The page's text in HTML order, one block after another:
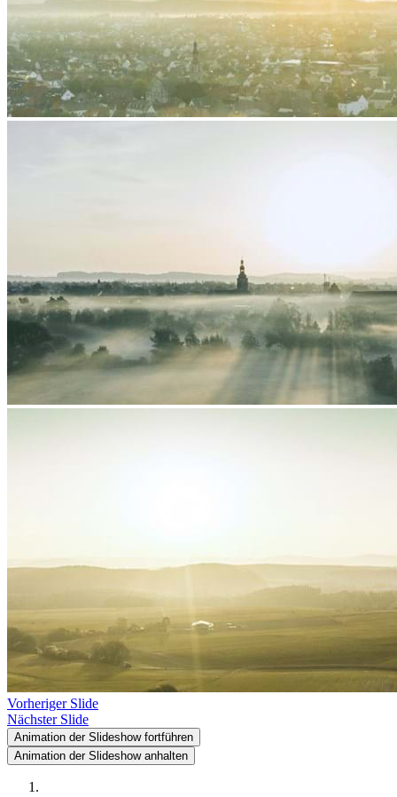
Vorheriger Slide
Nächster Slide
Animation der Slideshow fortführen
Animation der Slideshow anhalten